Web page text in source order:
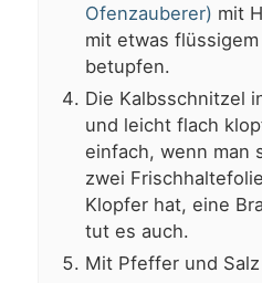
Ofenzauberer) mit
mit etwas
betupfen.
Die Kalbsschnitzel
und leicht flach
einfach, wenn man
zwei
Klopfer hat, eine
tut es auch.
Mit Pfeffer und